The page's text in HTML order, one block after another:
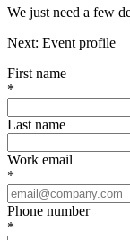
We just need a few
Next: Event profile
First name
*
Last name
Work email
*
Phone number
*